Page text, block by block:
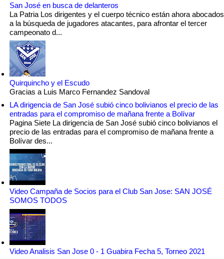
San José en busca de delanteros
La Patria Los dirigentes y el cuerpo técnico están ahora abocados
a la búsqueda de jugadores atacantes, para afrontar el tercer
campeonato d...
Quirquincho y el Escudo
Gracias a Luis Marco Fernandez Sandoval
LA dirigencia de San José subió cinco bolivianos el precio de las
entradas para el compromiso de mañana frente a Bolívar
Pagina Siete La dirigencia de San José subió cinco bolivianos el
precio de las entradas para el compromiso de mañana frente a
Bolívar des...
Video Campaña de Socios para el Club San Jose: SAN JOSÉ
SOMOS TODOS
Video Analisis San Jose 0 - 1 Guabira Fecha 5, Torneo 2021